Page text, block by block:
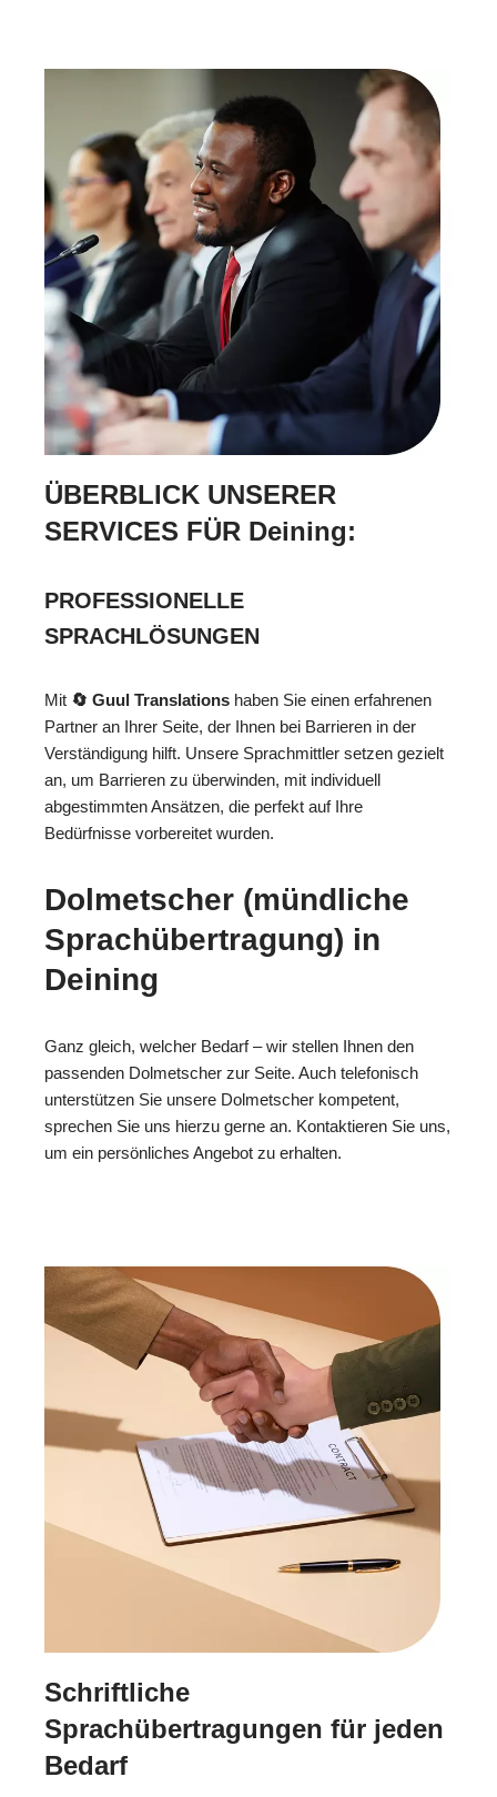
ÜBERBLICK UNSERER
SERVICES FÜR Deining:
PROFESSIONELLE
SPRACHLÖSUNGEN
Mit 🔄 Guul Translations haben Sie einen erfahrenen
Partner an Ihrer Seite, der Ihnen bei Barrieren in der
Verständigung hilft. Unsere Sprachmittler setzen gezielt
an, um Barrieren zu überwinden, mit individuell
abgestimmten Ansätzen, die perfekt auf Ihre
Bedürfnisse vorbereitet wurden.
Dolmetscher (mündliche
Sprachübertragung) in
Deining
Ganz gleich, welcher Bedarf – wir stellen Ihnen den
passenden Dolmetscher zur Seite. Auch telefonisch
unterstützen Sie unsere Dolmetscher kompetent,
sprechen Sie uns hierzu gerne an. Kontaktieren Sie uns,
um ein persönliches Angebot zu erhalten.
Schriftliche
Sprachübertragungen für jeden
Bedarf